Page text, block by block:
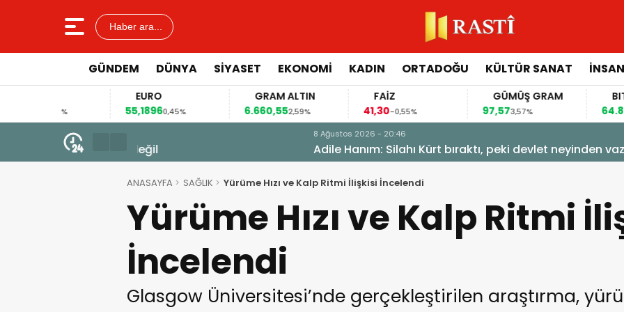
Haber ara...
GÜNDEM DÜNYA SİYASET EKONOMİ KADIN ORTADOĞU KÜLTÜR SANAT
0,45%
GRAM ALTIN
6.660,552,59% -0,55%
GÜMÜŞ GRAM
3,57%
BITCOIN
64.844,00
Adile Hanım: Silahı Kürt bıraktı, peki devlet neyinden vazgeçti?
ANASAYFA SAĞLIK Yürüme Hızı ve Kalp Ritmi İlişkisi İncelendi
Yürüme Hızı ve Kalp Ritmi
İncelendi
Glasgow Üniversitesi’nde gerçekleştirilen araştırma,